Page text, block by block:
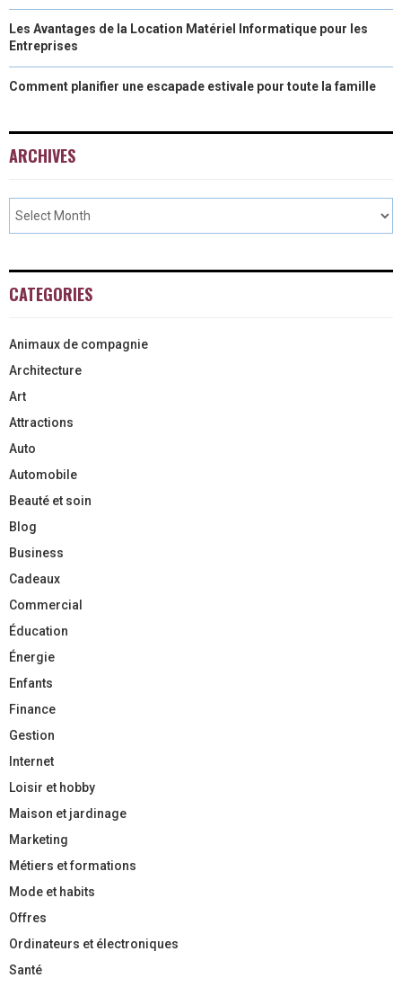
Les Avantages de la Location Matériel Informatique pour les
Entreprises
Comment planifier une escapade estivale pour toute la famille
ARCHIVES
CATEGORIES
Animaux de compagnie
Architecture
Art
Attractions
Auto
Automobile
Beauté et soin
Blog
Business
Cadeaux
Commercial
Éducation
Énergie
Enfants
Finance
Gestion
Internet
Loisir et hobby
Maison et jardinage
Marketing
Métiers et formations
Mode et habits
Offres
Ordinateurs et électroniques
Santé